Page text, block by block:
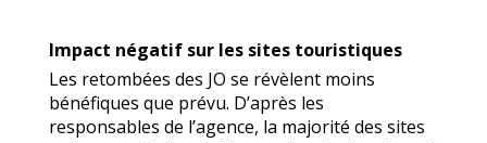
Impact négatif sur les sites touristiques
Les retombées des JO se révèlent moins
bénéfiques que prévu. D’après les
responsables de l’agence, la majorité des sites